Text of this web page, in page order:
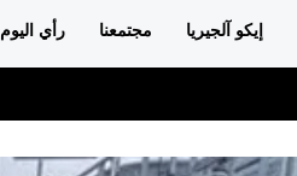
إيكو آلجيريا مجتمعنا رأي اليوم